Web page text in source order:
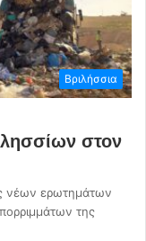
Βριλήσσια
στον
νέων ερωτημάτων
της